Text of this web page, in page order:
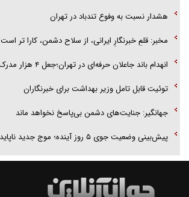
هشدار نسبت به وفوع تندباد در تهران
مخبر: قلمِ خبرنگارِ ایرانی، از سلاح دشمن، کارا تر است
انهدام باند جاعلان حرفه‌ای در تهران؛جعل ۴ هزار مدرک کلاهبرداری
توئیت قابل تامل وزیر بهداشت برای خبرنگاران
جهانگیر: جنایت‌های دشمن بی‌پاسخ نخواهد ماند
پیش‌بینی وضعیت جوی ۵ روز آینده؛ موج جدید ناپایداری جوی در راه است